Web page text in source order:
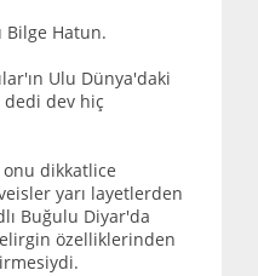
Bilge Hatun.
Ulu Dünya'daki
dedi dev hiç
dikkatlice
yarı layetlerden
Buğulu Diyar'da
özelliklerinden